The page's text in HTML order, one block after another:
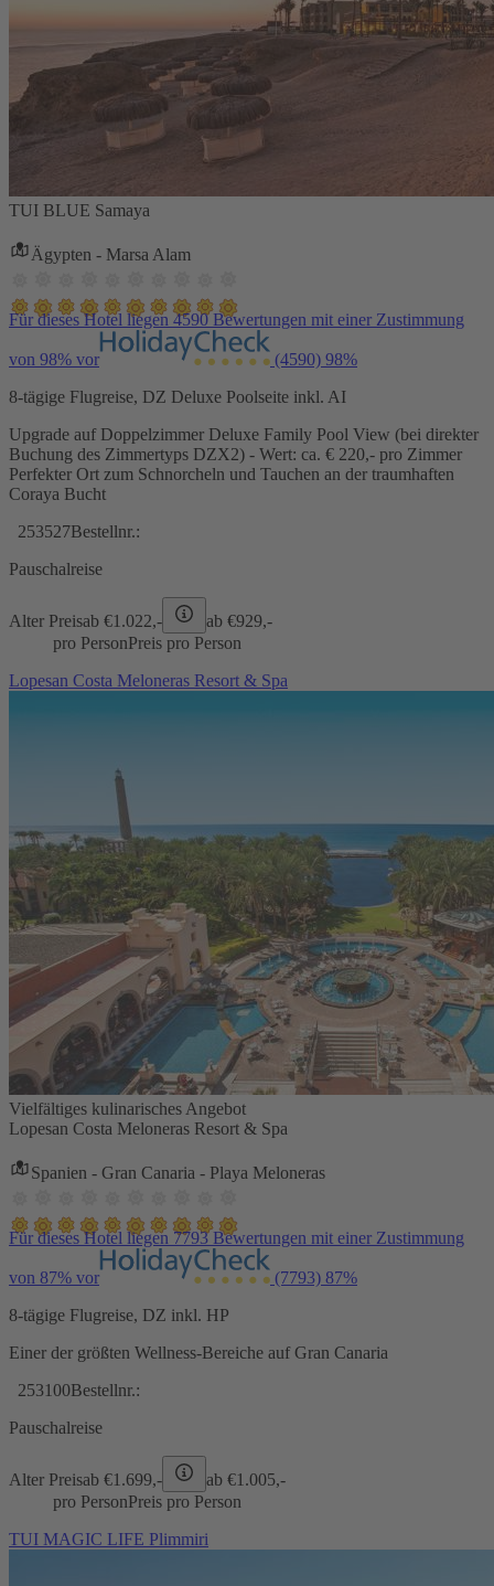
TUI BLUE Samaya
Ägypten - Marsa Alam
Für dieses Hotel liegen 4590 Bewertungen mit einer Zustimmung
von 98% vor (4590) 98%
8-tägige Flugreise, DZ Deluxe Poolseite inkl. AI
Upgrade auf Doppelzimmer Deluxe Family Pool View (bei direkter
Buchung des Zimmertyps DZX2) - Wert: ca. € 220,- pro Zimmer
Perfekter Ort zum Schnorcheln und Tauchen an der traumhaften
Coraya Bucht
253527Bestellnr.:
Pauschalreise
Alter Preisab €1.022,- ab €929,-
pro PersonPreis pro Person
Lopesan Costa Meloneras Resort & Spa
Vielfältiges kulinarisches Angebot
Lopesan Costa Meloneras Resort & Spa
Spanien - Gran Canaria - Playa Meloneras
Für dieses Hotel liegen 7793 Bewertungen mit einer Zustimmung
von 87% vor (7793) 87%
8-tägige Flugreise, DZ inkl. HP
Einer der größten Wellness-Bereiche auf Gran Canaria
253100Bestellnr.:
Pauschalreise
Alter Preisab €1.699,- ab €1.005,-
pro PersonPreis pro Person
TUI MAGIC LIFE Plimmiri